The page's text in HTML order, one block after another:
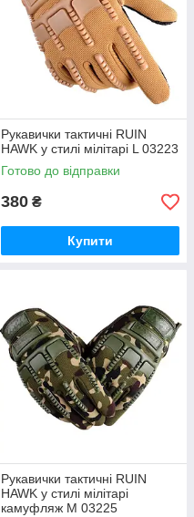
Рукавички тактичні RUIN
HAWK у стилі мілітарі L 03223
Готово до відправки
380 ₴
Купити
Рукавички тактичні RUIN
HAWK у стилі мілітарі
камуфляж М 03225